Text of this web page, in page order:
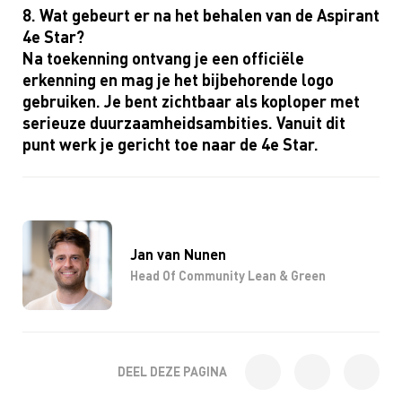
Jan van Nunen
Head Of Community Lean & Green
8. Wat gebeurt er na het behalen van de Aspirant
4e Star?
Na toekenning ontvang je een officiële
erkenning en mag je het bijbehorende logo
gebruiken. Je bent zichtbaar als koploper met
serieuze duurzaamheidsambities. Vanuit dit
punt werk je gericht toe naar de 4e Star.
DEEL DEZE PAGINA